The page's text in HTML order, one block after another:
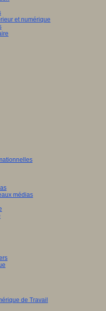
et numérique
médias
de Travail